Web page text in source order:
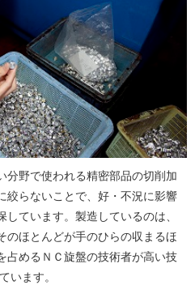
分野で使われる精密部品の切削加
絞らないことで、好・不況に影響
ています。製造しているのは、
のほとんどが手のひらの収まるほ
占めるＮＣ旋盤の技術者が高い技
います。